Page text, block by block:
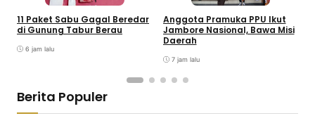
11 Paket Sabu Gagal Beredar
di Gunung Tabur Berau
6 jam lalu
Anggota Pramuka PPU Ikut
Jambore Nasional, Bawa Misi
Daerah
7 jam lalu
Berita Populer